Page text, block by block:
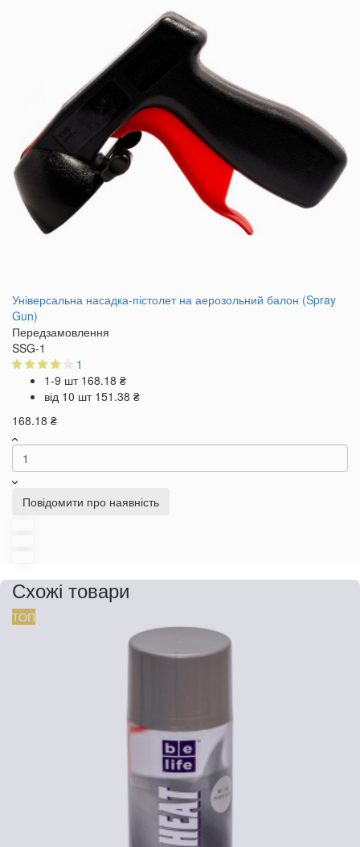
Універсальна насадка-пістолет на аерозольний балон (Spray
Gun)
Передзамовлення
SSG-1
1
1-9 шт 168.18 ₴
від 10 шт 151.38 ₴
168.18 ₴
Повідомити про наявність
Схожі товари
ТОП